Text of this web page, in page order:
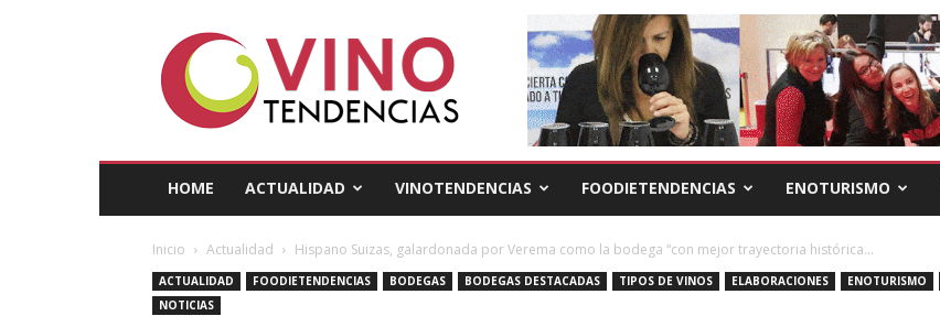
Vino
Tendencias
HOME ACTUALIDAD VINOTENDENCIAS FOODIETENDENCIAS ENOTURISMO
Inicio Actualidad Hispano Suizas, galardonada por Verema como la bodega “con mejor trayectoria histórica...
ACTUALIDAD FOODIETENDENCIAS BODEGAS BODEGAS DESTACADAS TIPOS DE VINOS ELABORACIONES ENOTURISMO
NOTICIAS